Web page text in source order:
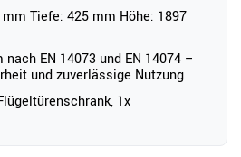
Tiefe: 425 mm Höhe: 1897
EN 14073 und EN 14074 –
und zuverlässige Nutzung
1x